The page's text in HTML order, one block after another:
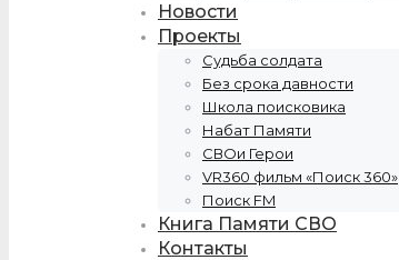
Новости
Проекты
Судьба солдата
Без срока давности
Школа поисковика
Набат Памяти
СВОи Герои
VR360 фильм «Поиск 360»
Поиск FM
Книга Памяти СВО
Контакты